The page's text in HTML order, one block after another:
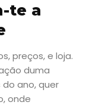
te a
preços, e loja.
duma
ano, quer
onde